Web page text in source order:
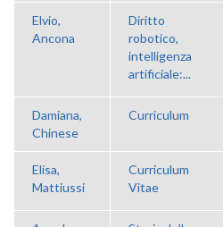
Elvio,
Ancona
Diritto
robotico,
intelligenza
artificiale:...
Damiana,
Chinese
Curriculum
Elisa,
Mattiussi
Curriculum
Vitae